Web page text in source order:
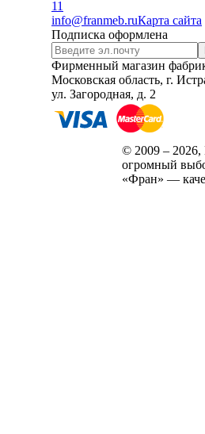
11
info@franmeb.ruКарта сайта
Подписка оформлена
Фирменный магазин
Московская область, г.
ул. Загородная, д. 2
© 2009 – 2026,
огромный
«Фран» —